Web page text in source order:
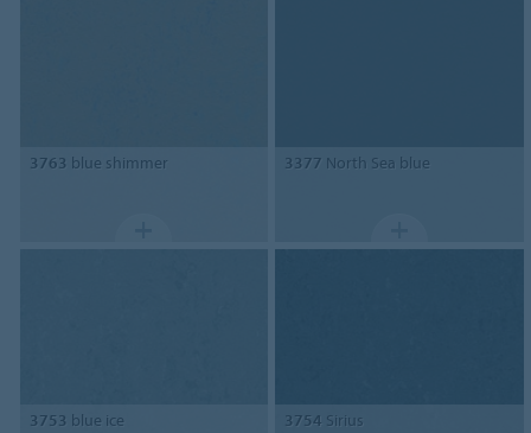
3763 blue shimmer 3377 North Sea blue
3753 blue ice 3754 Sirius